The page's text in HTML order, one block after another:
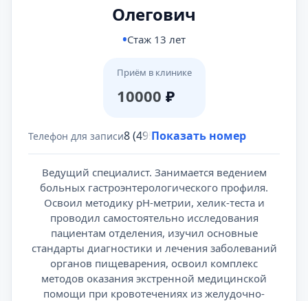
Олегович
Стаж 13 лет
Приём в клинике
10000 ₽
Телефон для записи8 (495) 431-69-47
Показать номер
Ведущий специалист. Занимается ведением
больных гастроэнтерологического профиля.
Освоил методику рН-метрии, хелик-теста и
проводил самостоятельно исследования
пациентам отделения, изучил основные
стандарты диагностики и лечения заболеваний
органов пищеварения, освоил комплекс
методов оказания экстренной медицинской
помощи при кровотечениях из желудочно-